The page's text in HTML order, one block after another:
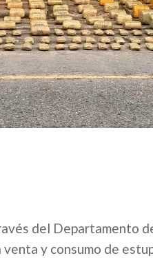
del Departamento
y consumo de